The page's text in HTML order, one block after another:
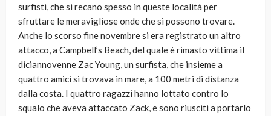
surfisti, che si recano spesso in queste località per
sfruttare le meravigliose onde che si possono trovare.
Anche lo scorso fine novembre si era registrato un altro
attacco, a Campbell’s Beach, del quale è rimasto vittima il
diciannovenne Zac Young, un surfista, che insieme a
quattro amici si trovava in mare, a 100 metri di distanza
dalla costa. I quattro ragazzi hanno lottato contro lo
squalo che aveva attaccato Zack, e sono riusciti a portarlo